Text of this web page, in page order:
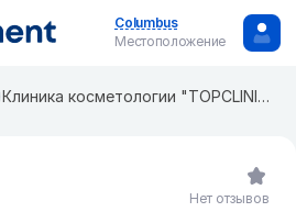
Columbus
Местоположение
Клиника косметологии "TOPCLINIC"
Нет отзывов